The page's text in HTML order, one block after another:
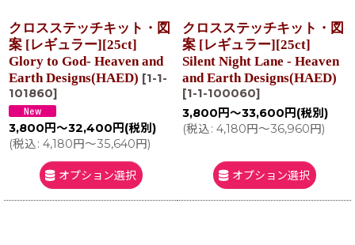
クロスステッチキット・図
案 [レギュラー][25ct]
Glory to God- Heaven and
Earth Designs(HAED) [1-1-
101860]
3,800 円～32,400 円 (税別)
(税込: 4,180円～35,640円)
オプション選択
クロスステッチキット・図
案 [レギュラー][25ct]
Silent Night Lane - Heaven
and Earth Designs(HAED)
[1-1-100060]
3,800 円～33,600 円 (税別)
(税込: 4,180円～36,960円)
オプション選択